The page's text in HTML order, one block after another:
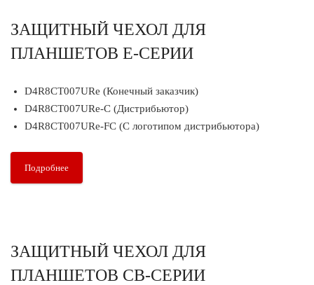
ЗАЩИТНЫЙ ЧЕХОЛ ДЛЯ
ПЛАНШЕТОВ E-СЕРИИ
D4R8CT007URe (Конечный заказчик)
D4R8CT007URe-C (Дистрибьютор)
D4R8CT007URe-FC (С логотипом дистрибьютора)
Подробнее
ЗАЩИТНЫЙ ЧЕХОЛ ДЛЯ
ПЛАНШЕТОВ CB-СЕРИИ